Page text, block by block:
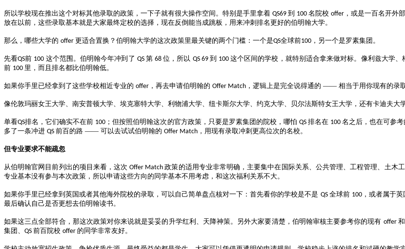
所以学校现在推出这个对标其他录取的政策，一下子就有很大操作空间。特别是手里拿着 QS69 到 100 名院校 offer ，或是一百名开外
放在以前，这些录取基本就是大家最终定校的选择，现在反倒能当成跳板，用来冲刺排名更好的伯明翰大学。
那么，哪些大学的 offer 更适合置换？伯明翰大学的这次政策里最关键的两个门槛：一个是QS全球前100 ，另一个是罗素集团。
先看QS前 100 这个范围。伯明翰今年冲到了 QS 第 68位，所以 QS 69 到 100 这个区间的学校，就特别适合拿来做对标。像利兹大学
前 100 里，而且排名都比伯明翰低。
如果你手里已经拿到了这些学校相近专业的 offer ，再去申请伯明翰的 Offer Match ，逻辑上是完全说得通的 —— 相当于用你现有的录
像伦敦玛丽女王大学、南安普顿大学、埃克塞特大学、利物浦大学、纽卡斯尔大学、约克大学、贝尔法斯特女王大学，还有卡迪夫大
单看QS排名，它们确实不在前 100 ；但按照伯明翰这次的官方政策，只要是罗素集团的院校，哪怕 QS 排名在 100名之后，也在可参
多了一条冲进 QS 前百的路 —— 可以去试试伯明翰的 Offer Match ，用现有录取冲刺更高位次的名校。
但专业要求不能疏忽
从伯明翰官网目前列出的项目来看，这次 Offer Match政策的适用专业非常明确，主要集中在国际关系、公共管理、工程管理、土木
专业基本没有参与本次政策，所以申请这些方向的同学基本不用考虑，和这次福利关系不大。
如果你手里已经拿到英国或者其他海外院校的录取，可以自己简单盘点核对一下：首先看你的学校是不是 QS 全球前 100，或者属于英
最后确认自己是否更想去伯明翰读书。
如果这三点全部符合，那这次政策对你来说就是妥妥的升学红利、天降神策。另外大家要清楚，伯明翰审核主要参考你的现有 offer
集团、 QS 前百院校 offer 的同学非常友好。